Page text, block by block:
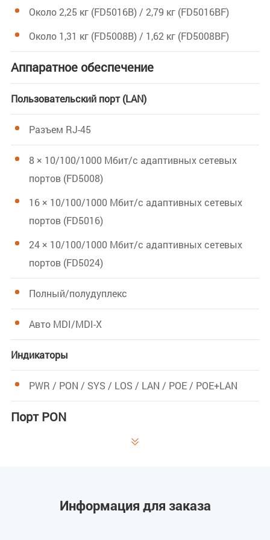
Около 2,25 кг (FD5016B) / 2,79 кг (FD5016BF)
Около 1,31 кг (FD5008B) / 1,62 кг (FD5008BF)
Аппаратное обеспечение
Пользовательский порт (LAN)
Разъем RJ-45
8 × 10/100/1000 Мбит/с адаптивных сетевых
портов (FD5008)
16 × 10/100/1000 Мбит/с адаптивных сетевых
портов (FD5016)
24 × 10/100/1000 Мбит/с адаптивных сетевых
портов (FD5024)
Полный/полудуплекс
Авто MDI/MDI-X
Индикаторы
PWR / PON / SYS / LOS / LAN / POE / POE+LAN
Порт PON
GPON: Класс B+/Класс C+

Информация для заказа